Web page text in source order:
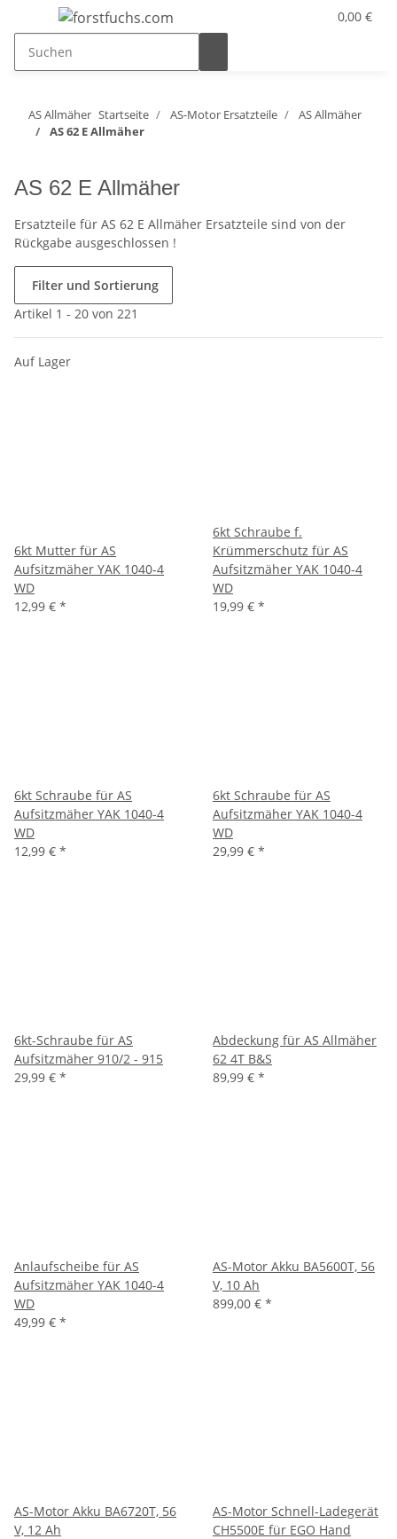
0,00 €
AS Allmäher Startseite AS-Motor Ersatzteile
AS Allmäher
AS 62 E Allmäher
AS 62 E Allmäher
Ersatzteile für AS 62 E Allmäher Ersatzteile sind von der
Rückgabe ausgeschlossen !
Filter und Sortierung
Artikel 1 - 20 von 221
Auf Lager
6kt Mutter für AS
Aufsitzmäher YAK 1040-4
WD
12,99 € *
6kt Schraube f.
Krümmerschutz für AS
Aufsitzmäher YAK 1040-4
WD
19,99 € *
6kt Schraube für AS
Aufsitzmäher YAK 1040-4
WD
12,99 € *
6kt Schraube für AS
Aufsitzmäher YAK 1040-4
WD
29,99 € *
6kt-Schraube für AS
Aufsitzmäher 910/2 - 915
29,99 € *
Abdeckung für AS Allmäher
62 4T B&S
89,99 € *
Anlaufscheibe für AS
Aufsitzmäher YAK 1040-4
WD
49,99 € *
AS-Motor Akku BA5600T, 56
V, 10 Ah
899,00 € *
AS-Motor Akku BA6720T, 56
V, 12 Ah
AS-Motor Schnell-Ladegerät
CH5500E für EGO Hand